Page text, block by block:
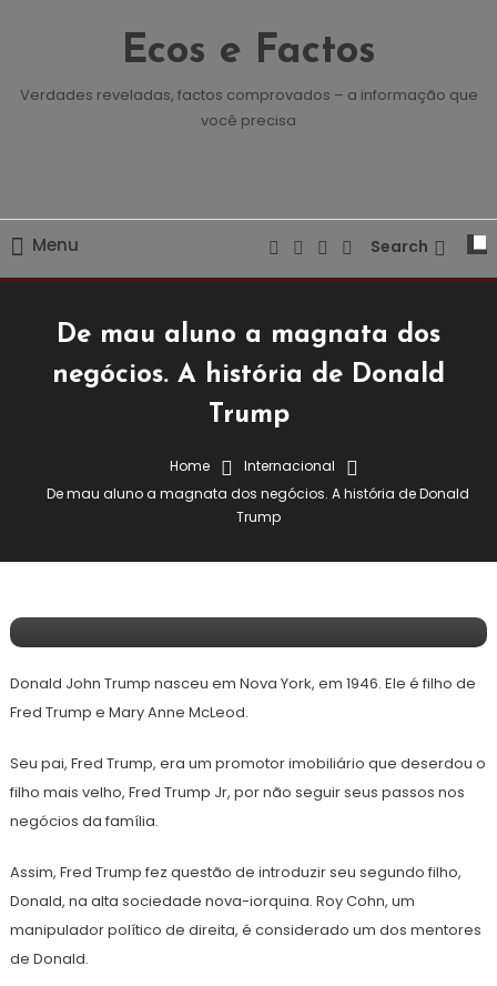
Ecos e Factos
Verdades reveladas, factos comprovados – a informação que
você precisa
Menu Search
De mau aluno a magnata dos
negócios. A história de Donald
Trump
Home
Internacional
De mau aluno a magnata dos negócios. A história de Donald
Trump
Internacional
Donald John Trump nasceu em Nova York, em 1946. Ele é filho de
Fred Trump e Mary Anne McLeod.
Seu pai, Fred Trump, era um promotor imobiliário que deserdou o
filho mais velho, Fred Trump Jr, por não seguir seus passos nos
negócios da família.
Assim, Fred Trump fez questão de introduzir seu segundo filho,
Donald, na alta sociedade nova-iorquina. Roy Cohn, um
manipulador político de direita, é considerado um dos mentores
de Donald.